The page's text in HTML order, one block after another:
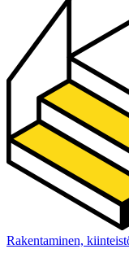
Rakentaminen,